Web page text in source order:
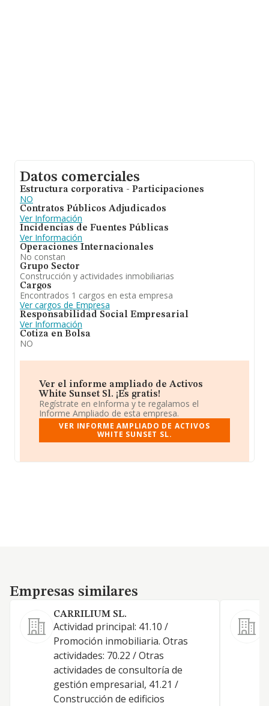
Datos comerciales
Estructura corporativa - Participaciones
NO
Contratos Públicos Adjudicados
Ver Información
Incidencias de Fuentes Públicas
Ver Información
Operaciones Internacionales
No constan
Grupo Sector
Construcción y actividades inmobiliarias
Cargos
Encontrados 1 cargos en esta empresa
Ver cargos de Empresa
Responsabilidad Social Empresarial
Ver Información
Cotiza en Bolsa
NO
Ver el informe ampliado de Activos
White Sunset Sl. ¡Es gratis!
Regístrate en eInforma y te regalamos el
Informe Ampliado de esta empresa.
VER INFORME AMPLIADO DE ACTIVOS
WHITE SUNSET SL.
Empresas similares
Empresas similares
CARRILIUM SL.
Actividad principal: 41.10 /
Promoción inmobiliaria. Otras
actividades: 70.22 / Otras
actividades de consultoría de
gestión empresarial, 41.21 /
Construcción de edificios